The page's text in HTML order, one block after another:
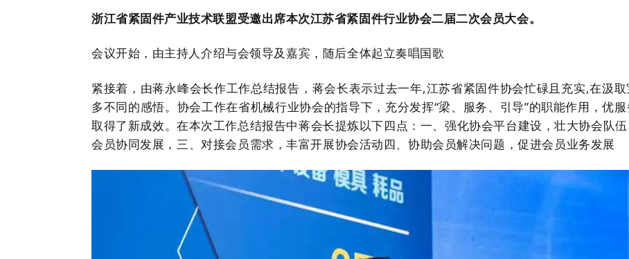
浙江省紧固件产业技术联盟受邀出席本次江苏省紧固件行业协会二届二次会员大会。
会议开始，由主持人介绍与会领导及嘉宾，随后全体起立奏唱国歌
紧接着，由蒋永峰会长作工作总结报告，蒋会长表示过去一年,江苏省紧固件协会忙碌且充实,在汲
多不同的感悟。协会工作在省机械行业协会的指导下，充分发挥“梁、服务、引导”的职能作用，优
取得了新成效。在本次工作总结报告中蒋会长提炼以下四点：一、强化协会平台建设，壮大协会队
会员协同发展，三、对接会员需求，丰富开展协会活动四、协助会员解决问题，促进会员业务发展